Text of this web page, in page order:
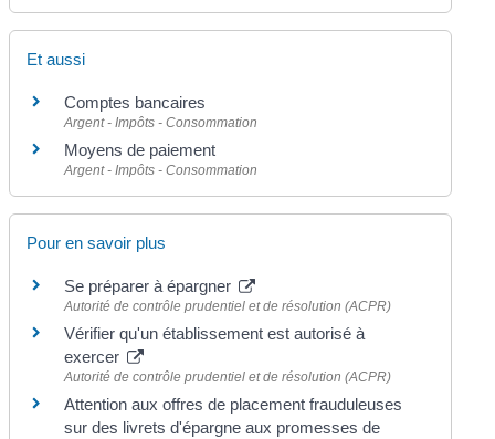
Et aussi
Comptes bancaires
Argent - Impôts - Consommation
Moyens de paiement
Argent - Impôts - Consommation
Pour en savoir plus
Se préparer à épargner
Autorité de contrôle prudentiel et de résolution (ACPR)
Vérifier qu'un établissement est autorisé à
exercer
Autorité de contrôle prudentiel et de résolution (ACPR)
Attention aux offres de placement frauduleuses
sur des livrets d'épargne aux promesses de